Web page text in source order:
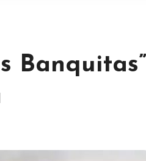
Banquitas”